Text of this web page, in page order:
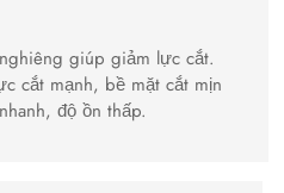
giúp giảm lực cắt.
cắt mạnh, bề mặt cắt mịn
độ ồn thấp.